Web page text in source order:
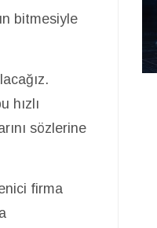
bitmesiyle
hızlı
sözlerine
firma